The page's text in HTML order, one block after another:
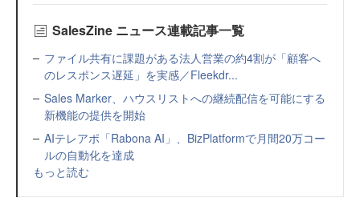
SalesZine ニュース連載記事一覧
ファイル共有に課題がある法人営業の約4割が「顧客へ
のレスポンス遅延」を実感／Fleekdr...
Sales Marker、ハウスリストへの継続配信を可能にする
新機能の提供を開始
AIテレアポ「Rabona AI」、BizPlatformで月間20万コー
ルの自動化を達成
もっと読む